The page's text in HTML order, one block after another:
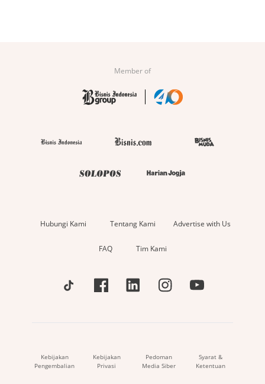
Member of
Hubungi Kami Tentang Kami Advertise with Us
FAQ Tim Kami
Kebijakan
Pengembalian
Kebijakan
Privasi
Pedoman
Media Siber
Syarat &
Ketentuan